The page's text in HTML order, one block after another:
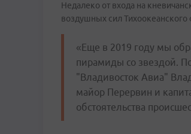
Недалеко от входа на
воздушных сил
«Еще в 2019 году мы
пирамиды со звездой.
"Владивосток Авиа"
майор Перервин и
обстоятельства